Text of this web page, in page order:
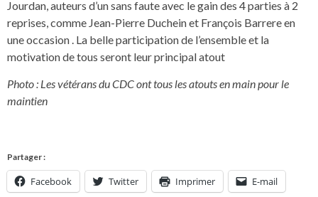
Jourdan, auteurs d’un sans faute avec le gain des 4 parties à 2
reprises, comme Jean-Pierre Duchein et François Barrere en
une occasion . La belle participation de l’ensemble et la
motivation de tous seront leur principal atout
Photo : Les vétérans du CDC ont tous les atouts en main pour le
maintien
Partager :
Facebook Twitter Imprimer E-mail